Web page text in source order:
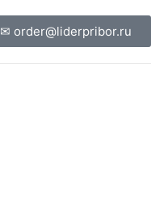
✉ order@liderpribor.ru